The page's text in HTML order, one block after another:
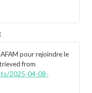
pour rejoindre le
from
2025-04-08-